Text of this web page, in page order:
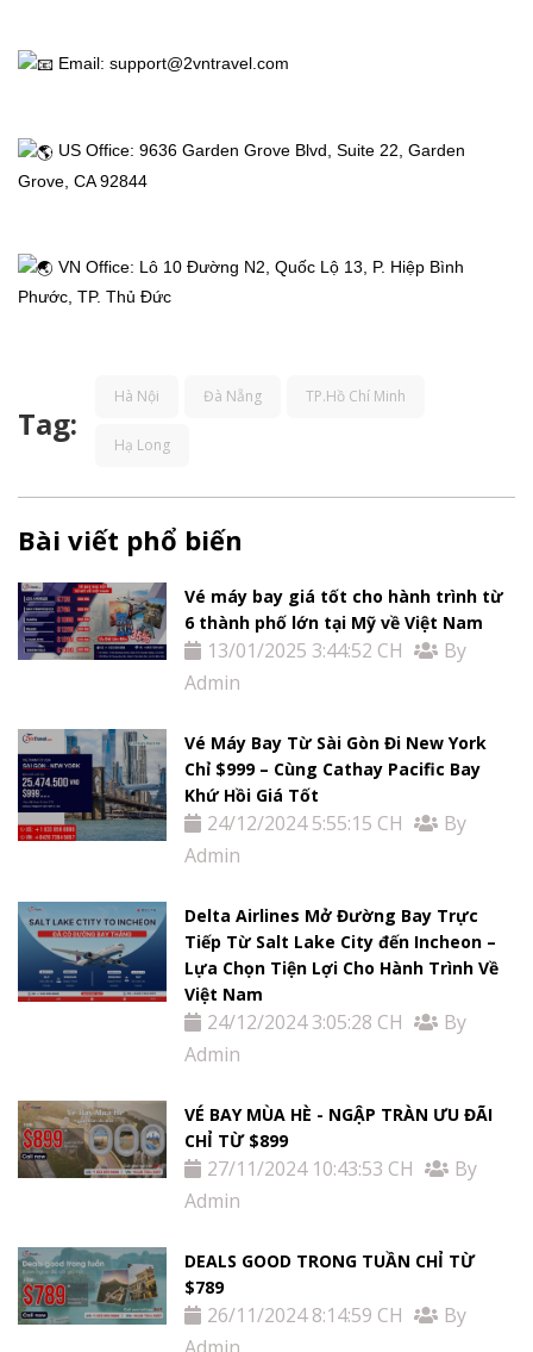
Tour
Thị
Việt
khác
Khuyến
mãi
tức
Liên
Email: support@2vntravel.com
US Office: 9636 Garden Grove Blvd, Suite 22, Garden
Grove, CA 92844
VN Office: Lô 10 Đường N2, Quốc Lộ 13, P. Hiệp Bình
Phước, TP. Thủ Đức
Tag:
Hà Nội Đà Nẵng TP.Hồ Chí Minh
Hạ Long
Bài viết phổ biến
Vé máy bay giá tốt cho hành trình từ
6 thành phố lớn tại Mỹ về Việt Nam
13/01/2025 3:44:52 CH
By
Admin
Vé Máy Bay Từ Sài Gòn Đi New York
Chỉ $999 – Cùng Cathay Pacific Bay
Khứ Hồi Giá Tốt
24/12/2024 5:55:15 CH
By
Admin
Delta Airlines Mở Đường Bay Trực
Tiếp Từ Salt Lake City đến Incheon –
Lựa Chọn Tiện Lợi Cho Hành Trình Về
Việt Nam
24/12/2024 3:05:28 CH
By
Admin
VÉ BAY MÙA HÈ - NGẬP TRÀN ƯU ĐÃI
CHỈ TỪ $899
27/11/2024 10:43:53 CH
By
Admin
DEALS GOOD TRONG TUẦN CHỈ TỪ
$789
26/11/2024 8:14:59 CH
By